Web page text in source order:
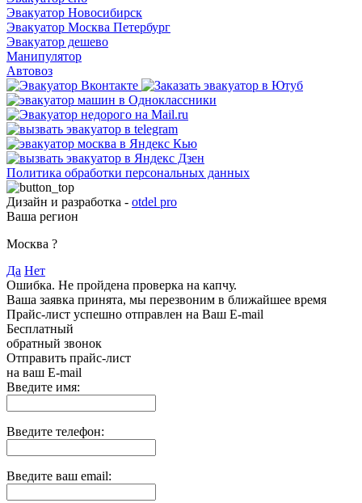
Эвакуатор Новосибирск
Эвакуатор Москва Петербург
Эвакуатор дешево
Манипулятор
Автовоз
Политика обработки персональных данных
Дизайн и разработка - otdel pro
Ваша регион
Москва ?
Да Нет
Ошибка. Не пройдена проверка на капчу.
Ваша заявка принята, мы перезвоним в ближайшее время
Прайс-лист успешно отправлен на Ваш E-mail
Бесплатный
обратный звонок
Отправить прайс-лист
на ваш E-mail
Введите имя:
Введите телефон:
Введите ваш email: